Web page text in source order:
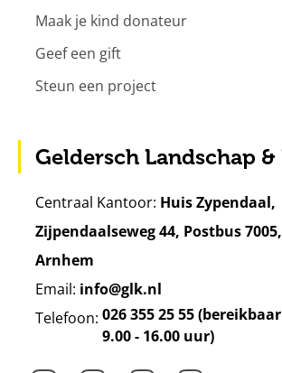
Maak je kind donateur
Geef een gift
Steun een project
Geldersch Landschap &
Centraal Kantoor: Huis Zypendaal,
Zijpendaalseweg 44, Postbus
Arnhem
Email: info@glk.nl
Telefoon: 026 355 25 55
9.00 - 16.00 uur)